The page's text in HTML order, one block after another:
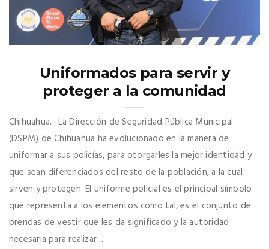
Uniformados para servir y
proteger a la comunidad
Chihuahua.- La Dirección de Seguridad Pública Municipal
(DSPM) de Chihuahua ha evolucionado en la manera de
uniformar a sus policías, para otorgarles la mejor identidad y
que sean diferenciados del resto de la población, a la cual
sirven y protegen. El uniforme policial es el principal símbolo
que representa a los elementos como tal, es el conjunto de
prendas de vestir que les da significado y la autoridad
necesaria para realizar ...